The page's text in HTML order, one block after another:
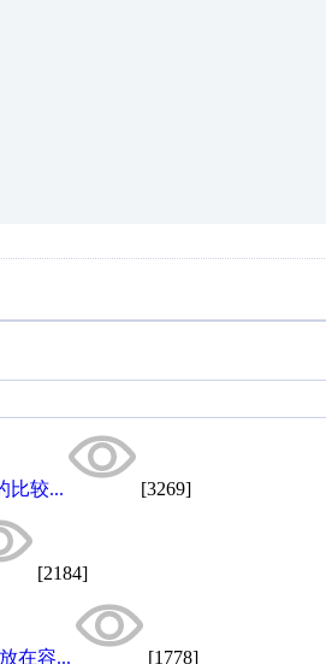
比较... [3269]
[2184]
在容... [1778]